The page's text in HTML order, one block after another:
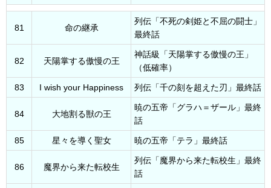
81 命の継承
列伝「不死の剣姫と不屈の闘士」
最終話
82 天陽掌する傲慢の王
神話級「天陽掌する傲慢の王」
（低確率）
83 I wish your Happiness 列伝「千の刻を超えた刃」最終話
84 大地割る獣の王
暁の五帝「グラハ＝ザール」最終
話
85 星々を導く聖女 暁の五帝「テラ」最終話
86 魔界から来た転校生
列伝「魔界から来た転校生」最終
話